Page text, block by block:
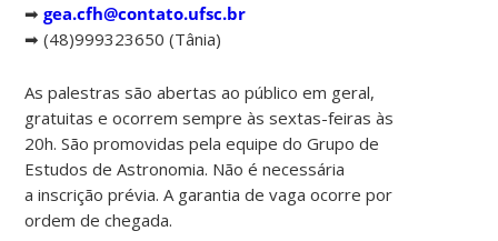
➡gea.cfh@contato.ufsc.br
➡ (48)999323650 (Tânia)
As palestras são abertas ao público em geral,
gratuitas e ocorrem sempre às sextas-feiras às
20h. São promovidas pela equipe do Grupo de
Estudos de Astronomia. Não é necessária
a inscrição prévia. A garantia de vaga ocorre por
ordem de chegada.